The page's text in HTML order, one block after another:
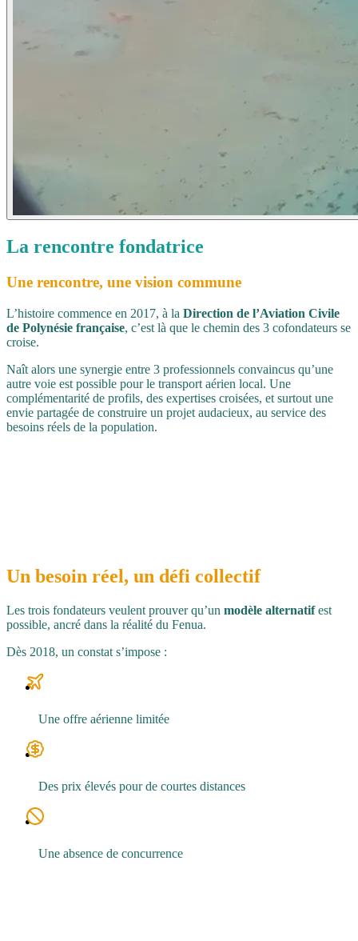
La rencontre fondatrice
Une rencontre, une vision commune
L’histoire commence en 2017, à la Direction de l’Aviation Civile
de Polynésie française, c’est là que le chemin des 3 cofondateurs se
croise.
Naît alors une synergie entre 3 professionnels convaincus qu’une
autre voie est possible pour le transport aérien local. Une
complémentarité de profils, des expertises croisées, et surtout une
envie partagée de construire un projet audacieux, au service des
besoins réels de la population.
Un besoin réel, un défi collectif
Les trois fondateurs veulent prouver qu’un modèle alternatifest
possible, ancré dans la réalité du Fenua.
Dès 2018, un constat s’impose :
Une offre aérienne limitée
Des prix élevés pour de courtes distances
Une absence de concurrence